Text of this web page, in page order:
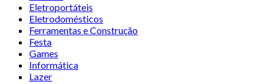
Eletroportáteis
Eletrodomésticos
Ferramentas e Construção
Festa
Games
Informática
Lazer